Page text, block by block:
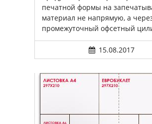
печатной формы на
материал не напрямую, а
промежуточный офсетный
15.08.2017